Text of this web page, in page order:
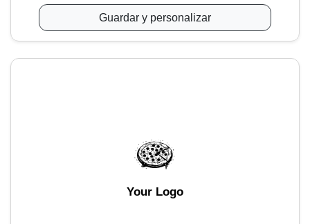
Guardar y personalizar
Your Logo